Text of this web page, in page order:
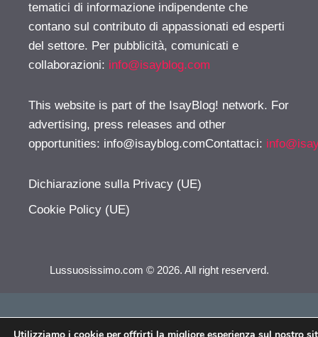
tematici di informazione indipendente che
contano sul contributo di appassionati ed esperti
del settore. Per pubblicità, comunicati e
collaborazioni: info@isayblog.com
This website is part of the IsayBlog! network. For
advertising, press releases and other
opportunities: info@isayblog.comContattaci:
Dichiarazione sulla Privacy (UE)
Cookie Policy (UE)
Lussuosissimo.com © 2026. All right reserverd.